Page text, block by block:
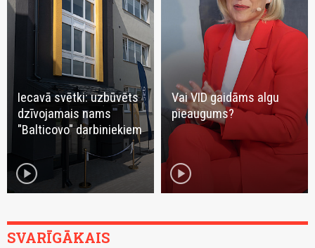
Iecavā svētki: uzbūvēts
dzīvojamais nams
"Balticovo" darbiniekiem
play_circle
Vai VID gaidāms algu
pieaugums?
play_circle
SVARĪGĀKAIS